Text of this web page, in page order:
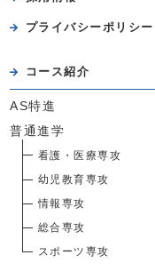
プライバシーポリシー
コース紹介
AS特進
普通進学
看護・医療専攻
幼児教育専攻
情報専攻
総合専攻
スポーツ専攻